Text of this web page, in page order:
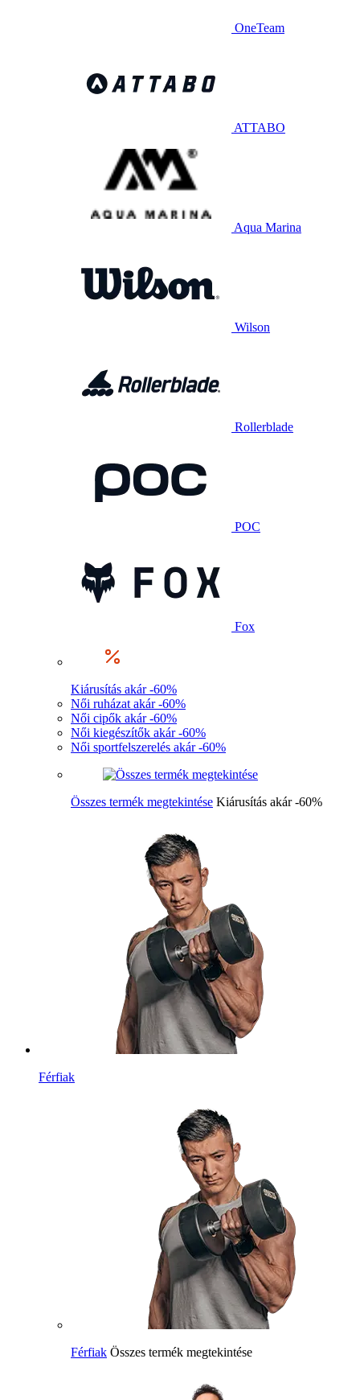
OneTeam
ATTABO
Aqua Marina
Wilson
Rollerblade
POC
Fox
Kiárusítás akár -60%
Női ruházat akár -60%
Női cipők akár -60%
Női kiegészítők akár -60%
Női sportfelszerelés akár -60%
Összes termék megtekintése Kiárusítás akár -60%
Férfiak
Férfiak Összes termék megtekintése